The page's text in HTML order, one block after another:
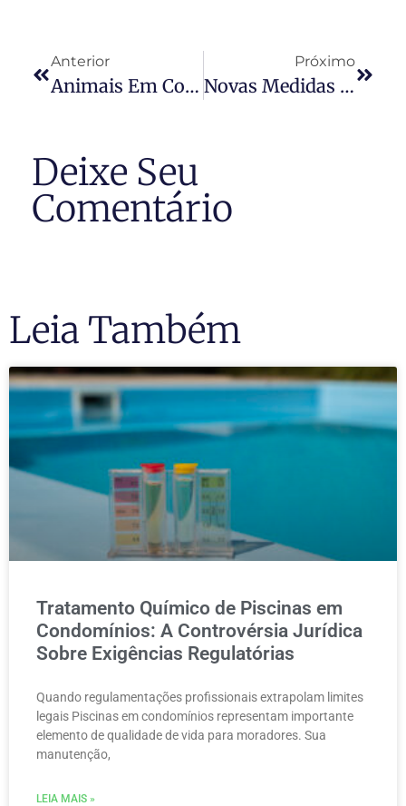
Anterior
Animais Em Condomínios: Regras Evitam Batalhas Na Justiça
Próximo
Novas Medidas Econômicas
Deixe Seu
Comentário
Leia Também
Tratamento Químico de Piscinas em
Condomínios: A Controvérsia Jurídica
Sobre Exigências Regulatórias
Quando regulamentações profissionais extrapolam limites
legais Piscinas em condomínios representam importante
elemento de qualidade de vida para moradores. Sua
manutenção,
LEIA MAIS »